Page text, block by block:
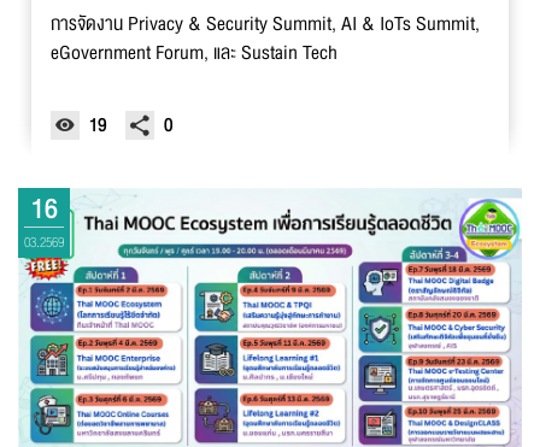
การจัดงาน Privacy & Security Summit, AI & IoTs Summit,
eGovernment Forum, และ Sustain Tech
19 0
16
03.2569